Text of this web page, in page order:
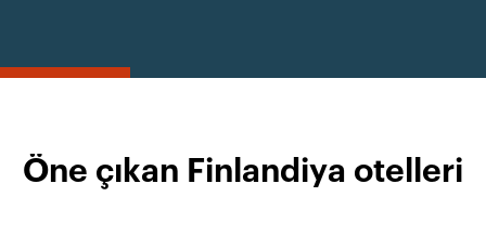
Öne çıkan Finlandiya otelleri